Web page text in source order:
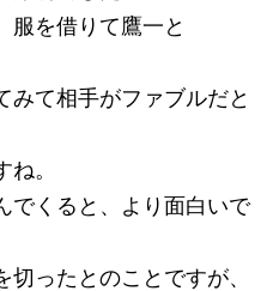
服を借りて鷹一と
みて相手がファブルだと
。
でくると、より面白いで
ったとのことですが、